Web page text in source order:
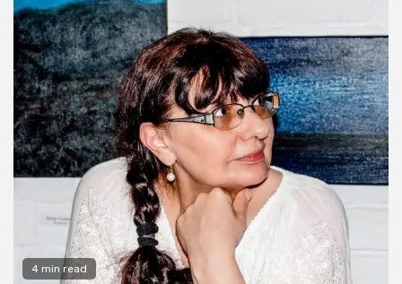
4 min read